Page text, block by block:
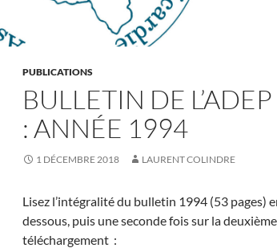
PUBLICATIONS
BULLETIN DE
: ANNÉE 1994
1 DÉCEMBRE 2018 LAURENT COLINDRE
Lisez l’intégralité du bulletin 1994 (53 pages)
dessous, puis une seconde fois sur la
téléchargement :